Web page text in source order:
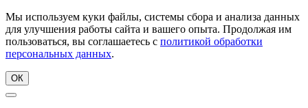
Мы используем куки файлы, системы сбора и анализа данных
для улучшения работы сайта и вашего опыта. Продолжая им
пользоваться, вы соглашаетесь с политикой обработки
персональных данных.
ОК